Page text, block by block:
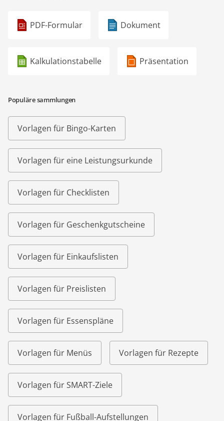
PDF-Formular Dokument
Kalkulationstabelle Präsentation
Populäre sammlungen
Vorlagen für Bingo-Karten
Vorlagen für eine Leistungsurkunde
Vorlagen für Checklisten
Vorlagen für Geschenkgutscheine
Vorlagen für Einkaufslisten
Vorlagen für Preislisten
Vorlagen für Essenspläne
Vorlagen für Menüs Vorlagen für Rezepte
Vorlagen für SMART-Ziele
Vorlagen für Fußball-Aufstellungen